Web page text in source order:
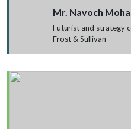
Mr. Navoch
Futurist and strategy
Frost & Sullivan